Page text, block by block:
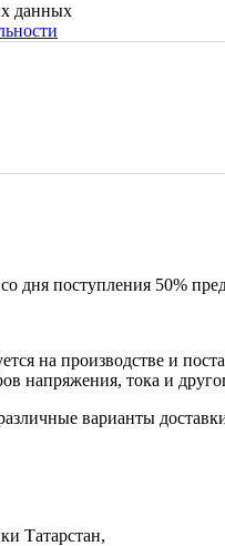
данных
дня поступления 50%
на производстве и
напряжения, тока и
варианты
Татарстан,